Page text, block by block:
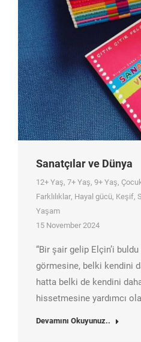
Sanatçılar ve Dünya
12+ Yaş, 7+ Yaş, 9+ Yaş,
Farklılıklar, Hayal gücü, Keşif,
Yaşam
15 November 2024
“Bir şair gelip Elçin’i
görmesine, belki kendini
hatta belki de kendini
hissetmesine yardımcı
Devamını Okuyunuz..